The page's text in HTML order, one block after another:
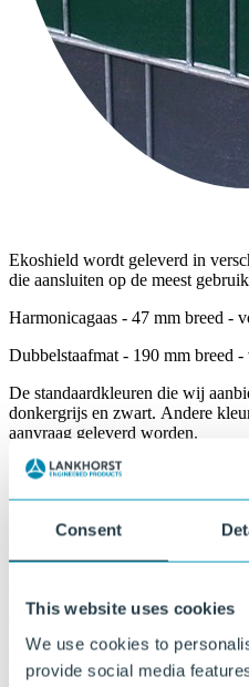
Consent
This website uses cookies
We use cookies to
provide social media
Ekoshield wordt geleverd in
die aansluiten op de meest
Harmonicagaas - 47 mm breed -
Dubbelstaafmat - 190 mm breed
De standaardkleuren die wij
donkergrijs en zwart. Andere
aanvraag geleverd worden.
Waarom Ekoshield?
Goede kleurvastheid
De kleur blijft langdurig mooi,
zonlicht.